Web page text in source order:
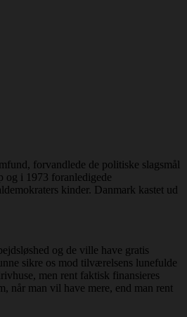
forvandlede de politiske slagsmål
og i 1973 foranledigede
kinder. Danmark kastet ud
og de ville have gratis
sikre os mod tilværelsens lunefulde
men rent faktisk finansieres
når man vil have mere, end man rent